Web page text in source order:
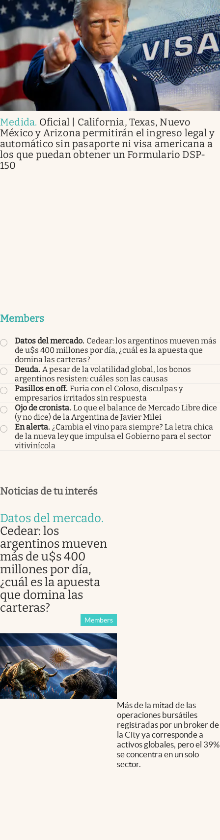
Medida. Oficial | California, Texas, Nuevo
México y Arizona permitirán el ingreso legal y
automático sin pasaporte ni visa americana a
los que puedan obtener un Formulario DSP-
150
Members
Datos del mercado. Cedear: los argentinos mueven más
de u$s 400 millones por día, ¿cuál es la apuesta que
domina las carteras?
Deuda. A pesar de la volatilidad global, los bonos
argentinos resisten: cuáles son las causas
Pasillos en off. Furia con el Coloso, disculpas y
empresarios irritados sin respuesta
Ojo de cronista. Lo que el balance de Mercado Libre dice
(y no dice) de la Argentina de Javier Milei
En alerta. ¿Cambia el vino para siempre? La letra chica
de la nueva ley que impulsa el Gobierno para el sector
vitivinícola
Noticias de tu interés
Datos del mercado.
Cedear: los
argentinos mueven
más de u$s 400
millones por día,
¿cuál es la apuesta
que domina las
carteras?
Members
Más de la mitad de las
operaciones bursátiles
registradas por un broker de
la City ya corresponde a
activos globales, pero el 39%
se concentra en un solo
sector.